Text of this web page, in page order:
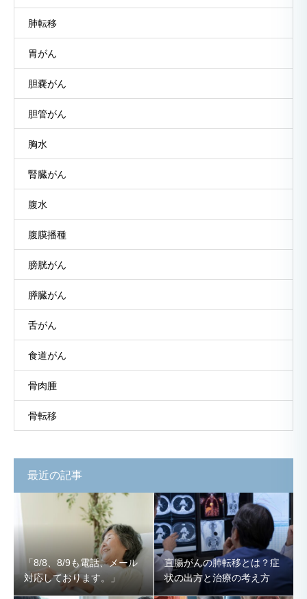
肺転移
胃がん
胆嚢がん
胆管がん
胸水
腎臓がん
腹水
腹膜播種
膀胱がん
膵臓がん
舌がん
食道がん
骨肉腫
骨転移
最近の記事
「8/8、8/9も電話、メール
対応しております。」
直腸がんの肺転移とは？症
状の出方と治療の考え方